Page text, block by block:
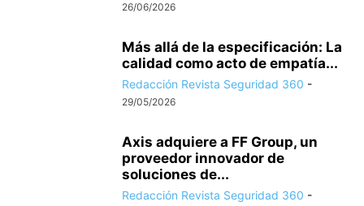
26/06/2026
Más allá de la especificación: La
calidad como acto de empatía...
Redacción Revista Seguridad 360 -
29/05/2026
Axis adquiere a FF Group, un
proveedor innovador de
soluciones de...
Redacción Revista Seguridad 360 -